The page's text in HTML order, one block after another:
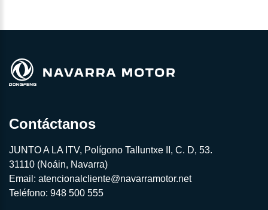
Contáctanos
JUNTO A LA ITV, Polígono Talluntxe II, C. D, 53.
31110 (Noáin, Navarra)
Email: atencionalcliente@navarramotor.net
Teléfono: 948 500 555